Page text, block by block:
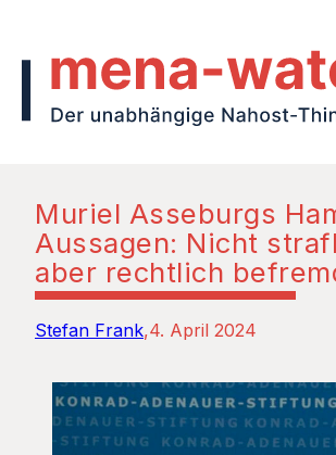
Muriel Asseburgs
Aussagen: Nicht
aber rechtlich
Stefan Frank 4. April 2024